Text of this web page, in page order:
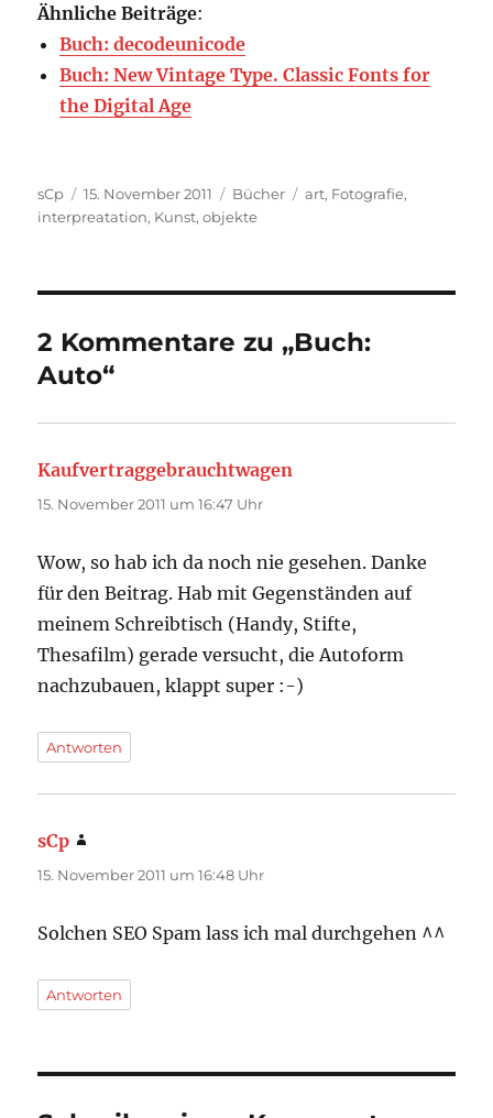
Ähnliche Beiträge:
Buch: decodeunicode
Buch: New Vintage Type. Classic Fonts for
the Digital Age
Autor
sCp
Veröffentlicht
am
15. November 2011 Kategorien
Bücher Schlagwörter
art, Fotografie,
interpreatation, Kunst,objekte
2 Kommentare zu „Buch:
Auto“
Kaufvertraggebrauchtwagen
15. November 2011 um 16:47 Uhr
Wow, so hab ich da noch nie gesehen. Danke
für den Beitrag. Hab mit Gegenständen auf
meinem Schreibtisch (Handy, Stifte,
Thesafilm) gerade versucht, die Autoform
nachzubauen, klappt super :-)
Antworten
sCp
15. November 2011 um 16:48 Uhr
Solchen SEO Spam lass ich mal durchgehen ^^
Antworten